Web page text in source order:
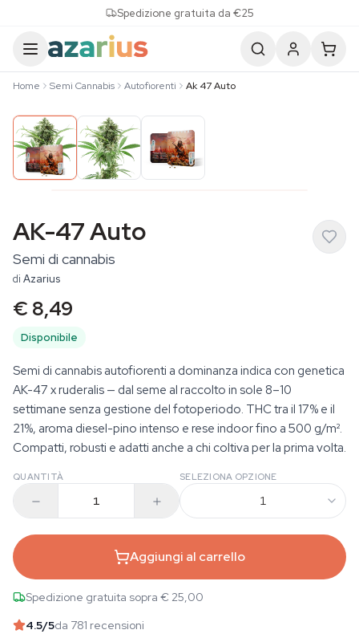
Spedizione gratuita da €25
Home Semi Cannabis Autofiorenti Ak 47 Auto
AK-47 Auto
Semi di cannabis
di Azarius
€ 8,49
Disponibile
Semi di cannabis autofiorenti a dominanza indica con genetica
AK-47 x ruderalis — dal seme al raccolto in sole 8–10
settimane senza gestione del fotoperiodo. THC tra il 17% e il
21%, aroma diesel-pino intenso e rese indoor fino a 500 g/m².
Compatti, robusti e adatti anche a chi coltiva per la prima volta.
QUANTITÀ SELEZIONA OPZIONE
1
Aggiungi al carrello
Spedizione gratuita sopra € 25,00
4.5/5da 781 recensioni